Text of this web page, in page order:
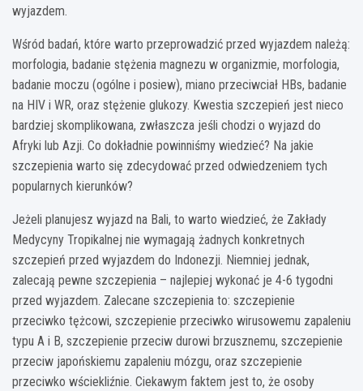
wyjazdem.
Wśród badań, które warto przeprowadzić przed wyjazdem należą:
morfologia, badanie stężenia magnezu w organizmie, morfologia,
badanie moczu (ogólne i posiew), miano przeciwciał HBs, badanie
na HIV i WR, oraz stężenie glukozy. Kwestia szczepień jest nieco
bardziej skomplikowana, zwłaszcza jeśli chodzi o wyjazd do
Afryki lub Azji. Co dokładnie powinniśmy wiedzieć? Na jakie
szczepienia warto się zdecydować przed odwiedzeniem tych
popularnych kierunków?
Jeżeli planujesz wyjazd na Bali, to warto wiedzieć, że Zakłady
Medycyny Tropikalnej nie wymagają żadnych konkretnych
szczepień przed wyjazdem do Indonezji. Niemniej jednak,
zalecają pewne szczepienia – najlepiej wykonać je 4-6 tygodni
przed wyjazdem. Zalecane szczepienia to: szczepienie
przeciwko tężcowi, szczepienie przeciwko wirusowemu zapaleniu
typu A i B, szczepienie przeciw durowi brzusznemu, szczepienie
przeciw japońskiemu zapaleniu mózgu, oraz szczepienie
przeciwko wściekliźnie. Ciekawym faktem jest to, że osoby